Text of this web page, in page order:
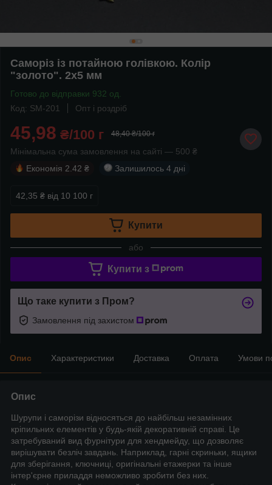
Саморіз із потайною голівкою. Колір
"золото". 2х5 мм
Готово до відправки 932 од.
Код: SM-201
Опт і роздріб
45,98 ₴/100 г 48,40 ₴/100 г
Мінімальна сума замовлення на сайті — 500 ₴
Економія 2.42 ₴ Залишилось 4 дні
42,35 ₴ від 10 100 г
Купити
або
Купити з
Що таке купити з Пром?
Замовлення під захистом
Опис Характеристики Доставка Оплата Умови
Опис
Шурупи і саморізи відносяться до найбільш незамінних
кріпильних елементів у будь-якій декоративній справі. Це
затребуваний вид фурнітури для хендмейду, що дозволяє
вирішувати безліч завдань. Наприклад, гарні скриньки, ящики
для зберігання, ключниці, оригінальні етажерки та інше
інтер'єрне приладдя неможливо зробити без них.